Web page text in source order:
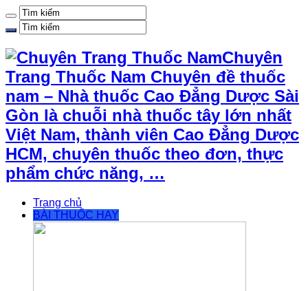
Chuyên
Trang Thuốc Nam Chuyên đề thuốc
nam – Nhà thuốc Cao Đẳng Dược Sài
Gòn là chuỗi nhà thuốc tây lớn nhất
Việt Nam, thành viên Cao Đẳng Dược
HCM, chuyên thuốc theo đơn, thực
phẩm chức năng, …
Trang chủ
BÀI THUỐC HAY